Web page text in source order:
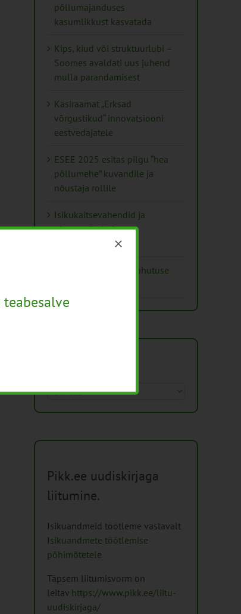
põllumajanduses
kasumlikkust kasvatada
Kips, kiud või struktuurlubi –
Soomes avaldati uus juhend
mulla parandamisest
Käsiraamat „Erksad
võrgustikud“ innovatsiooni
eestvedajatele
ESEE 2025 esitas pilgu “hea
põllumehe” kuvandile ja
nõustaja rollile
Isikukaitsevahendid ja
ohutusnõuded
taimekaitsetöödel
Mida näitavad toiduohutuse
Arhiiv
Pikk.ee uudiskirjaga
liitumine.
Isikuandmeid töötleme vastavalt
Isikuandmete töötlemise
põhimõtetele
Täpsem liitumisvorm on
leitav https://www.pikk.ee/liitu-
uudiskirjaga/
teabesalve